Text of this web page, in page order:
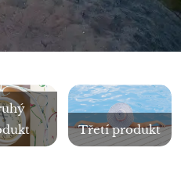
Třetí produkt